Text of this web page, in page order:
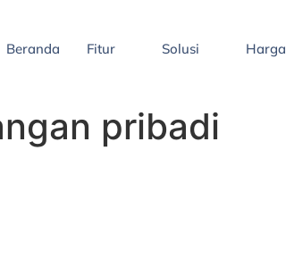
Beranda Fitur Solusi Harga
pribadi